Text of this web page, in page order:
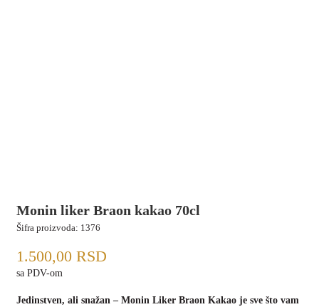
Monin liker Braon kakao 70cl
Šifra proizvoda: 1376
1.500,00RSD
sa PDV-om
Jedinstven, ali snažan – Monin Liker Braon Kakao je sve što vam